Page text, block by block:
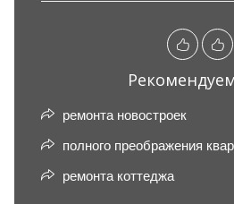
ремонта новостроек
полного преображения
ремонта коттеджа